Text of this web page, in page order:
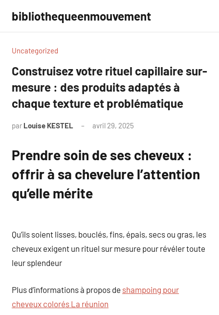
contenu
bibliothequeenmouvement
Uncategorized
Construisez votre rituel capillaire sur-
mesure : des produits adaptés à
chaque texture et problématique
par Louise KESTEL avril 29, 2025
Prendre soin de ses cheveux :
offrir à sa chevelure l’attention
qu’elle mérite
Qu’ils soient lisses, bouclés, fins, épais, secs ou gras, les
cheveux exigent un rituel sur mesure pour révéler toute
leur splendeur
Plus d’informations à propos de shampoing pour
cheveux colorés La réunion